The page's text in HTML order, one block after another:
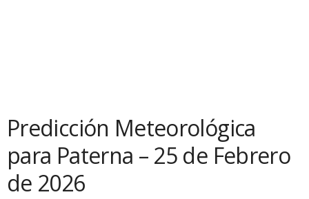
Predicción Meteorológica
para Paterna – 25 de Febrero
de 2026